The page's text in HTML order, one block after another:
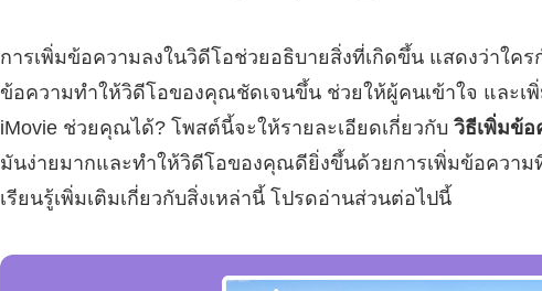
การเพิ่มข้อความลงในวิดีโอช่วยอธิบายสิ่งที่เกิดขึ้น แสดงว่าใ
ข้อความทำให้วิดีโอของคุณชัดเจนขึ้น ช่วยให้ผู้คนเข้าใจ และเ
iMovie ช่วยคุณได้? โพสต์นี้จะให้รายละเอียดเกี่ยวกับ วิธีเพิ่มข้อ
มันง่ายมากและทำให้วิดีโอของคุณดียิ่งขึ้นด้วยการเพิ่มข้อควา
เรียนรู้เพิ่มเติมเกี่ยวกับสิ่งเหล่านี้ โปรดอ่านส่วนต่อไปนี้